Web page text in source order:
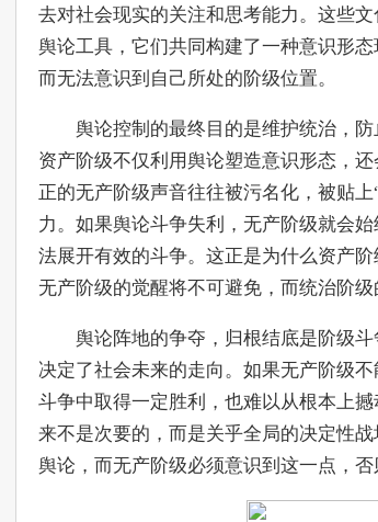
去对社会现实的关注和思考能力。这些
舆论工具，它们共同构建了一种意识形
而无法意识到自己所处的阶级位置。
舆论控制的最终目的是维护统治，防
资产阶级不仅利用舆论塑造意识形态，
正的无产阶级声音往往被污名化，被贴
力。如果舆论斗争失利，无产阶级就会
法展开有效的斗争。这正是为什么资产
无产阶级的觉醒将不可避免，而统治阶级
舆论阵地的争夺，归根结底是阶级斗
决定了社会未来的走向。如果无产阶级
斗争中取得一定胜利，也难以从根本上
来不是次要的，而是关乎全局的决定性
舆论，而无产阶级必须意识到这一点，